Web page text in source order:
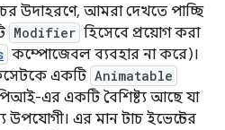
উদাহরণে, আমরা দেখতে পাচ্ছি
Modifier হিসেবে প্রয়োগ করা
কম্পোজেবল ব্যবহার না করে)।
একটি Animatable
এর একটি বৈশিষ্ট্য আছে যা
এর মান টাচ ইভেন্টের